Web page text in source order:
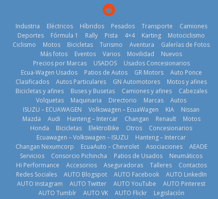
Nuevo SUV
Honda ZR-V
Advanced
Hybrid para el
mercado local
23 de julio de
Kia reúne a
jugadores de
fútbol de todo
el mundo en
‘Kia OMBC
Cup’
6 de mayo de
2026
La FEDAK
recibe 12
Sinotruk
Bolden para
cubrir las rutas
de La Vuelta
31 de julio de
2026
Industria Eléctricos Híbridos Pesados Transporte
Camiones
Deportes
Fórmula 1 Rally Pista 4×4 Karting
Motociclismo
Ciclismo
Motos Bicicletas Turismo Aventura
Galerías de Fotos
Más fotos
Eventos Varios Movilidad
Nuevos
Precios por Marcas
USADOS
Usados Concesionarios
Ecua-Wagen Usados
Patios de Autos GR Motors
Auto Ponce
Clasificados
Autos Particulares GN Automotores
Motos y afines
Bicicletas y afines
Buses y Busetas Camiones y afines
Cabezales
Volquetas
Maquinaria Directorio Marcas
Autos
ISUZU – ECUAWAGEN
Volkswagen – EcuaWagen KIA
Nissan
Mazda
Audi Hanteng – Intercar Changan Renault
Motos
Honda
Bicicletas ElektroBike Otros
Concesionarios
Ecuawagen – Volkswagen – ISUZU
Hanteng – Intercar
Changan Nexumcorp
EcuaAuto – Chevrolet Asociaciones
AEADE
Servicios
Consorcio Pichincha Patios de Usados
Neumáticos
Hi Performance
Accesorios Aseguradoras Talleres
Contactos
Redes Sociales
AUTO Blogspot AUTO Facebook
AUTO LinkedIn
AUTO Instagram
AUTO Twitter AUTO YouTube
AUTO Pinterest
AUTO Tumblr
AUTO VK AUTO Flickr Legislación